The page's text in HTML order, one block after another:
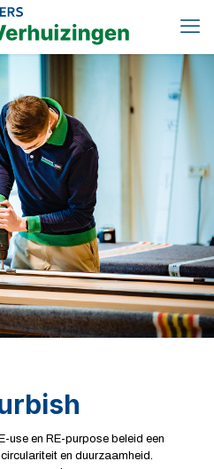
use en RE-purpose beleid een
en duurzaamheid.